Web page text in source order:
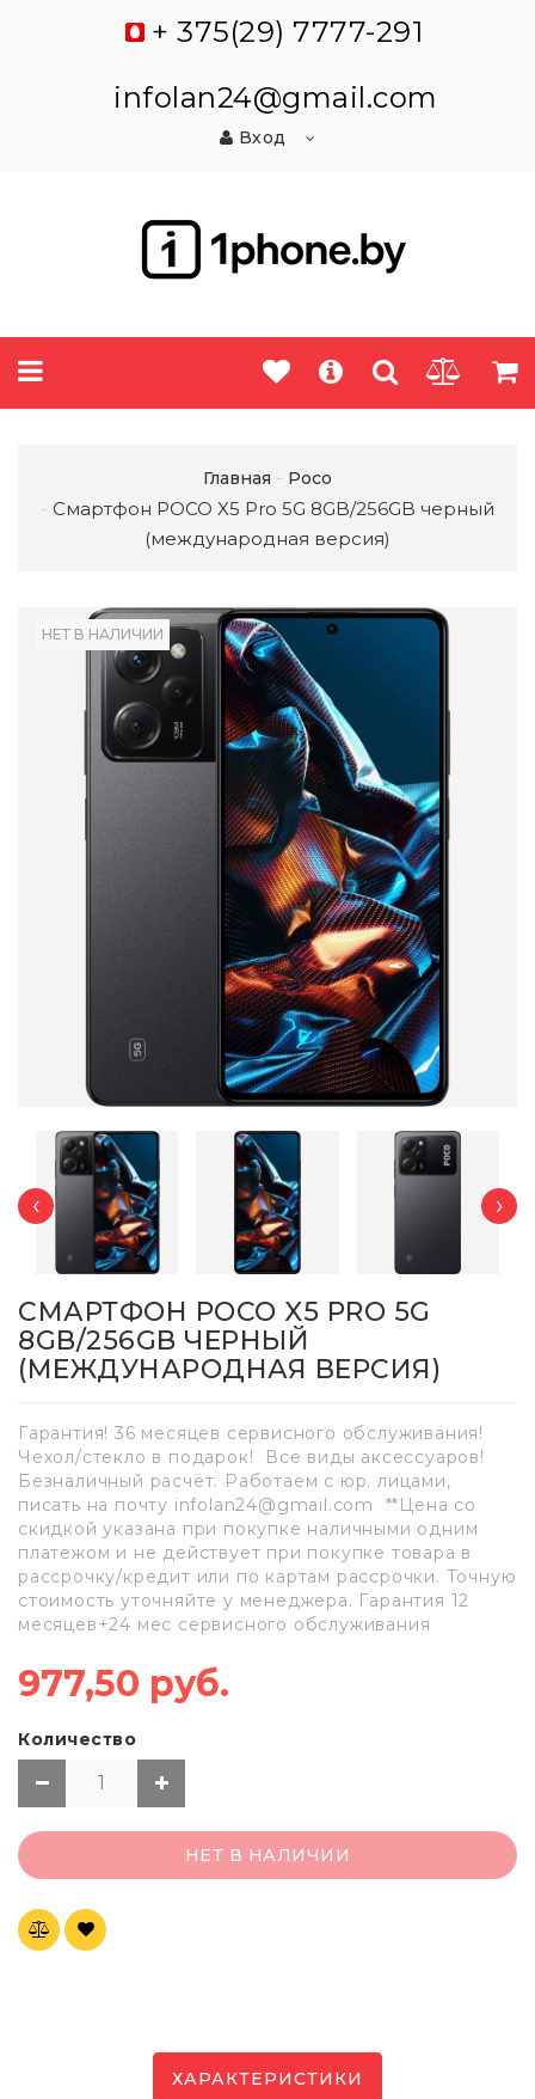
+ 375(29) 7777-291
infolan24@gmail.com
Вход
Главная Poco
Смартфон POCO X5 Pro 5G 8GB/256GB черный
(международная версия)
НЕТ В НАЛИЧИИ
‹ ›
СМАРТФОН POCO X5 PRO 5G
8GB/256GB ЧЕРНЫЙ
(МЕЖДУНАРОДНАЯ ВЕРСИЯ)
Гарантия! 36 месяцев сервисного обслуживания!
Чехол/стекло в подарок! Все виды аксессуаров!
Безналичный расчёт. Работаем с юр. лицами,
писать на почту infolan24@gmail.com **Цена со
скидкой указана при покупке наличными одним
платежом и не действует при покупке товара в
рассрочку/кредит или по картам рассрочки. Точную
стоимость уточняйте у менеджера. Гарантия 12
месяцев+24 мес сервисного обслуживания
977,50 руб.
Количество
НЕТ В НАЛИЧИИ
ХАРАКТЕРИСТИКИ